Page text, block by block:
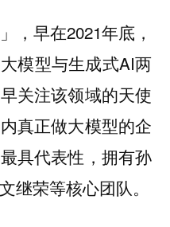
，早在2021年底，
模型与生成式AI两
关注该领域的天使
真正做大模型的企
具代表性，拥有孙
继荣等核心团队。